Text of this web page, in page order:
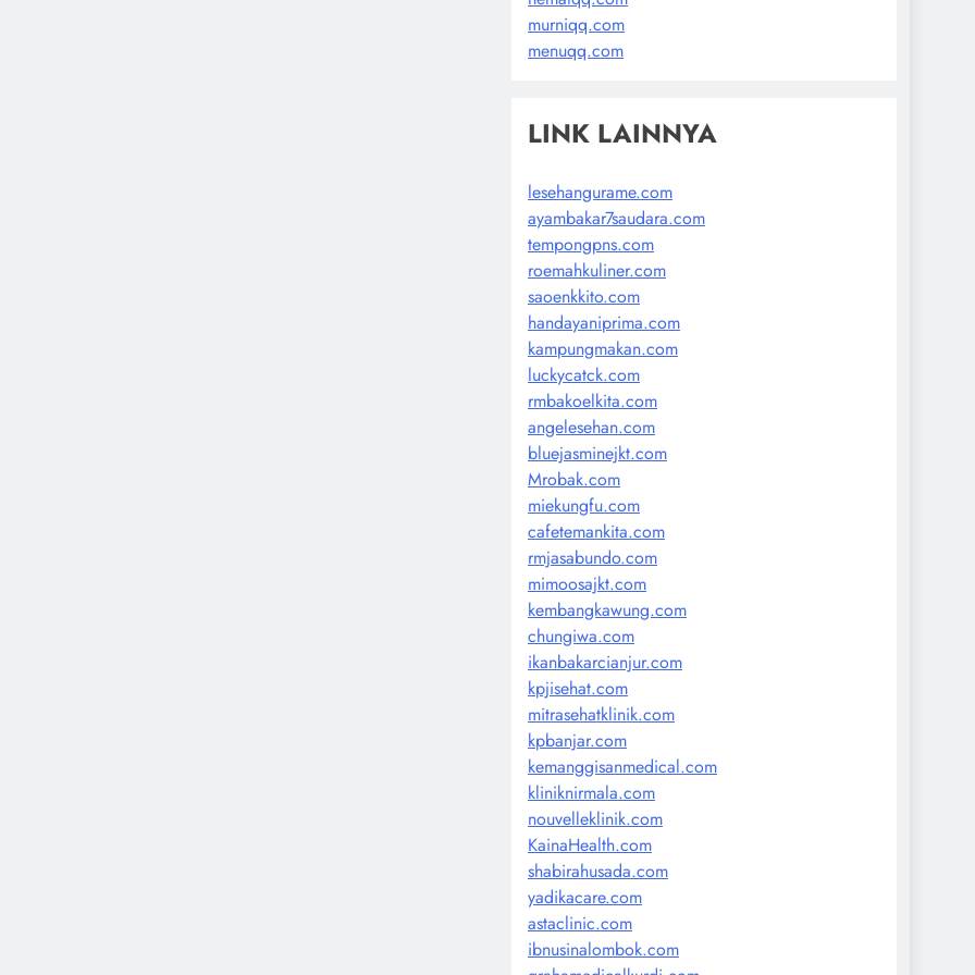
murniqq.com
menuqq.com
LINK LAINNYA
lesehangurame.com
ayambakar7saudara.com
tempongpns.com
roemahkuliner.com
saoenkkito.com
handayaniprima.com
kampungmakan.com
luckycatck.com
rmbakoelkita.com
angelesehan.com
bluejasminejkt.com
Mrobak.com
miekungfu.com
cafetemankita.com
rmjasabundo.com
mimoosajkt.com
kembangkawung.com
chungiwa.com
ikanbakarcianjur.com
kpjisehat.com
mitrasehatklinik.com
kpbanjar.com
kemanggisanmedical.com
kliniknirmala.com
nouvelleklinik.com
KainaHealth.com
shabirahusada.com
yadikacare.com
astaclinic.com
ibnusinalombok.com